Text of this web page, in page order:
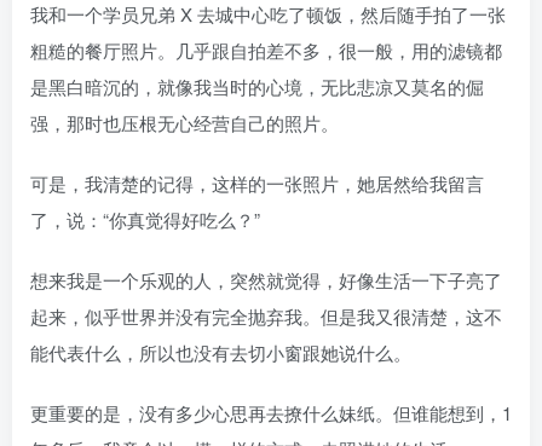
我和一个学员兄弟 X 去城中心吃了顿饭，然后随手拍了一张
粗糙的餐厅照片。几乎跟自拍差不多，很一般，用的滤镜都
是黑白暗沉的，就像我当时的心境，无比悲凉又莫名的倔
强，那时也压根无心经营自己的照片。
可是，我清楚的记得，这样的一张照片，她居然给我留言
了，说：“你真觉得好吃么？”
想来我是一个乐观的人，突然就觉得，好像生活一下子亮了
起来，似乎世界并没有完全抛弃我。但是我又很清楚，这不
能代表什么，所以也没有去切小窗跟她说什么。
更重要的是，没有多少心思再去撩什么妹纸。但谁能想到，1